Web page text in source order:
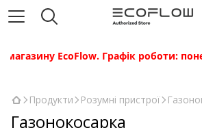
EcoFlow. Графік роботи:
Продукти Розумні пристрої
Газонокосарка